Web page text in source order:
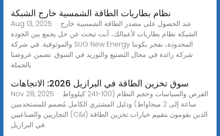
نظام بطاريات الطاقة الشمسية خارج الشبكة
Aug 13, 2025 · عند الحصول على مصدر الطاقة الشمسية خارج
الشبكة نظام بطاريات لأعمالك، أنت تبحث عن حل يجمع بين الجودة
والموثوقية. في شركة SUG New Energy المحدودة، نفخر بكوننا
شركة رائدة في مجال التصنيع والتوريد في السوق. تضمن عروضنا
بالجملة
سوق تخزين الطاقة في البرازيل 2026: الاتجاهات
Nov 28, 2025 · الفرص والسياسات وحجم النظام (100-241 كيلوواط
ساعة إلى 2 ميجاواط) ودليل المشتري الكامل مُصمم للمستخدمين
التجاريين والصناعيين (C&I) الذين يقومون بتقييم خيارات تخزين الطاقة
في البرازيل.